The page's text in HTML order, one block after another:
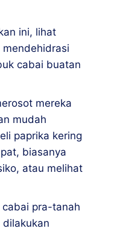
ini, lihat
cabai buatan
mereka
mudah
paprika kering
biasanya
atau melihat
pra-tanah